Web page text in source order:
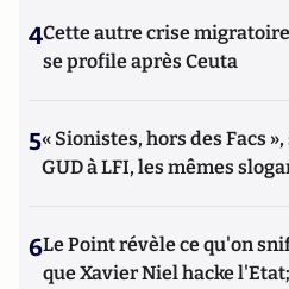
4Cette autre crise
se profile après Ceuta
5« Sionistes, hors des Facs
GUD à LFI, les mêmes
6Le Point révèle ce qu'on
que Xavier Niel hacke